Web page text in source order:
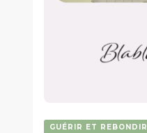
GUÉRIR ET REBONDIR